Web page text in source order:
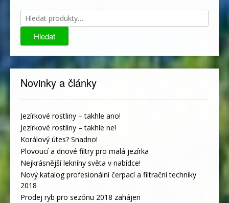
Hledat:
Hledat
Novinky a články
Jezírkové rostliny – takhle ano!
Jezírkové rostliny – takhle ne!
Korálový útes? Snadno!
Plovoucí a dnové filtry pro malá jezírka
Nejkrásnější lekníny světa v nabídce!
Nový katalog profesionální čerpací a filtrační techniky
2018
Prodej ryb pro sezónu 2018 zahájen